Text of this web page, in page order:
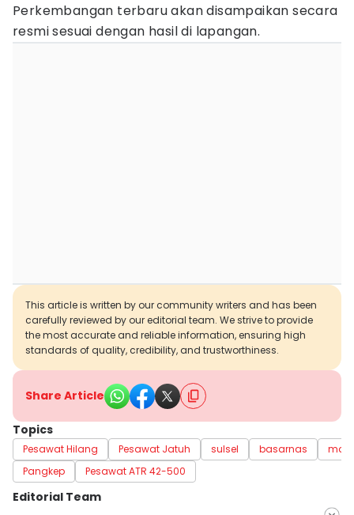
Perkembangan terbaru akan disampaikan secara
resmi sesuai dengan hasil di lapangan.
This article is written by our community writers and has been
carefully reviewed by our editorial team. We strive to provide
the most accurate and reliable information, ensuring high
standards of quality, credibility, and trustworthiness.
Share Article
Topics
Pesawat Hilang Pesawat Jatuh sulsel basarnas
Pangkep
Pesawat ATR 42-500
Editorial Team